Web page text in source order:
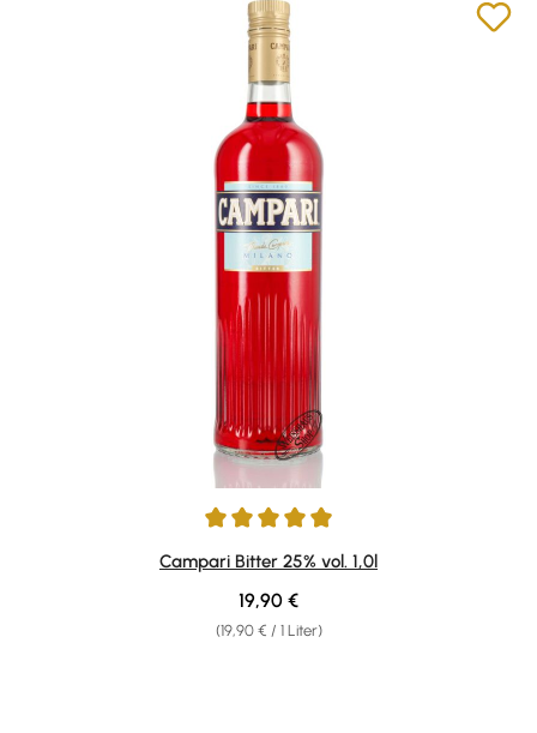
Durchschnittliche Bewertung von 4.92 von 5 Sternen
Campari Bitter 25% vol. 1,0l
(19,90 € / 1 Liter)
Regulärer Preis:
19,90 €